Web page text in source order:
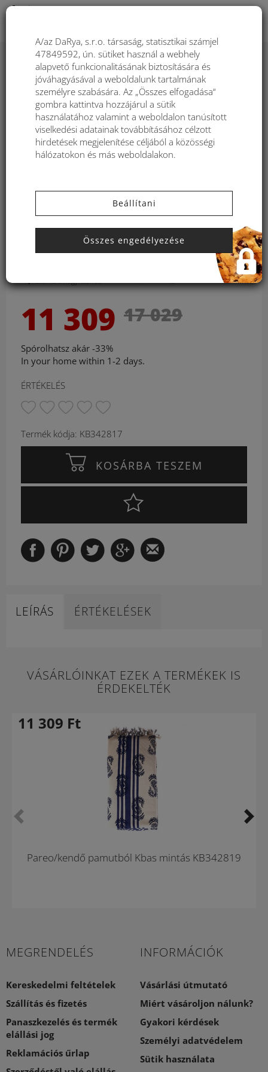
Pareo/kendő pamutból Kbas
mintás KB342817
Kattints a nagyításhoz
11 309 17 029
Spórolhatsz akár -33%
In your home within 1-2 days.
ÉRTÉKELÉS
Termék kódja: KB342817
KOSÁRBA TESZEM
LEÍRÁS ÉRTÉKELÉSEK
VÁSÁRLÓINKAT EZEK A TERMÉKEK IS
ÉRDEKELTÉK
Pareo/kendő pamutból Kbas mintás KB342819
11 309 Ft
MEGRENDELÉS
Kereskedelmi feltételek
Szállítás és fizetés
Panaszkezelés és termék
elállási jog
Reklamációs űrlap
INFORMÁCIÓK
Vásárlási útmutató
Miért vásároljon nálunk?
Gyakori kérdések
Személyi adatvédelem
Sütik használata
A/az DaRya, s.r.o. társaság, statisztikai számjel
47849592, ún. sütiket használ a webhely
alapvető funkcionalitásának biztosítására és
jóváhagyásával a weboldalunk tartalmának
személyre szabására. Az „Összes elfogadása“
gombra kattintva hozzájárul a sütik
használatához valamint a weboldalon tanúsított
viselkedési adatainak továbbításához célzott
hirdetések megjelenítése céljából a közösségi
hálózatokon és más weboldalakon.
Beállítani
Összes engedélyezése